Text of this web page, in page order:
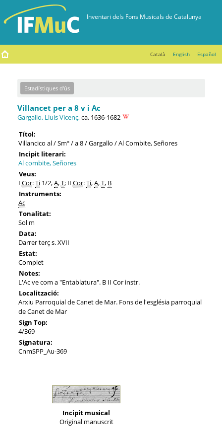
Català English Español
Estadístiques d'ús
Villancet per a 8 v i Ac
Gargallo, Lluís Vicenç,ca. 1636-1682
Títol:
Villancico al / Smº / a 8 / Gargallo / Al Combite, Señores
Incipit literari:
Al combite, Señores
Veus:
I Cor:Ti1/2,A,T; II Cor:Ti,A,T, B
Instruments:
Ac
Tonalitat:
Sol m
Data:
Darrer terç s. XVII
Estat:
Complet
Notes:
L'Ac ve com a "Entablatura". B II Cor instr.
Localització:
Arxiu Parroquial de Canet de Mar. Fons de l'església parroquial
de Canet de Mar
Sign Top:
4/369
Signatura:
CnmSPP_Au-369
Incipit musical
Original manuscrit